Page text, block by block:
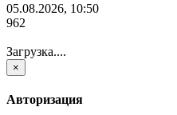
05.08.2026, 10:50
962
Загрузка....
×
Авторизация